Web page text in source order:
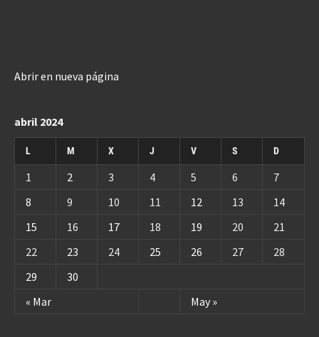
Abrir en nueva página
abril 2024
L M X J V S D
« Mar May »
1 2 3 4 5 6
7
8
9 10 11 12 13
14
15
16 17 18 19 20
21
22
23 24 25 26 27
28
29
30